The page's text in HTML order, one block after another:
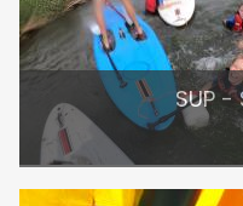
SUP -